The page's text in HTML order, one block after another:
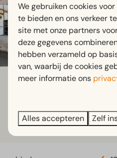
Parkshop
We gebruiken cookies
te bieden en ons verkeer
site met onze partners
deze gegevens
hebben verzameld op
van, waarbij de cookies
meer informatie ons
Alles accepteren Zelf